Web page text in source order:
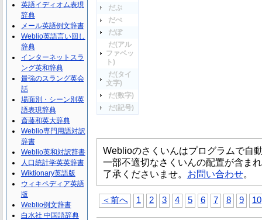
だぷ
だぺ
だぽ
だ(アル
ファベッ
ト)
だ(タイ
文字)
だ(数字)
だ(記号)
Weblioのさくいんはプログラムで自
一部不適切なさくいんの配置が含ま
了承くださいませ。 お問い合わせ。
＜前へ 1 2 3 4 5 6 7 8 9 10
英語イディオム表現
辞典
メール英語例文辞書
Weblio英語言い回し
辞典
インターネットスラ
ング英和辞典
最強のスラング英会
話
場面別・シーン別英
語表現辞典
斎藤和英大辞典
Weblio専門用語対訳
辞書
Weblio英和対訳辞書
人口統計学英英辞書
Wiktionary英語版
ウィキペディア英語
版
Weblio例文辞書
白水社 中国語辞典